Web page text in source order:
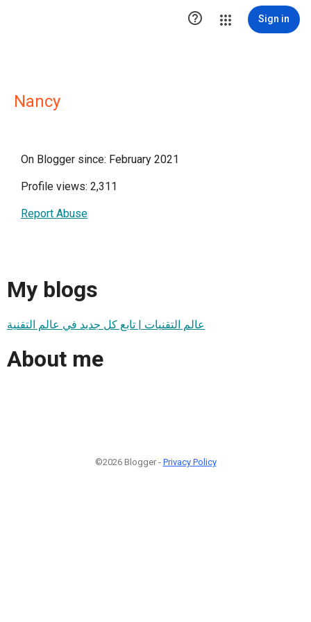
 Sign in
Nancy
On Blogger since: February 2021
Profile views: 2,311
Report Abuse
My blogs
عالم التقنيات | تابع كل جديد في عالم التقنية
About me
©2026 Blogger - Privacy Policy